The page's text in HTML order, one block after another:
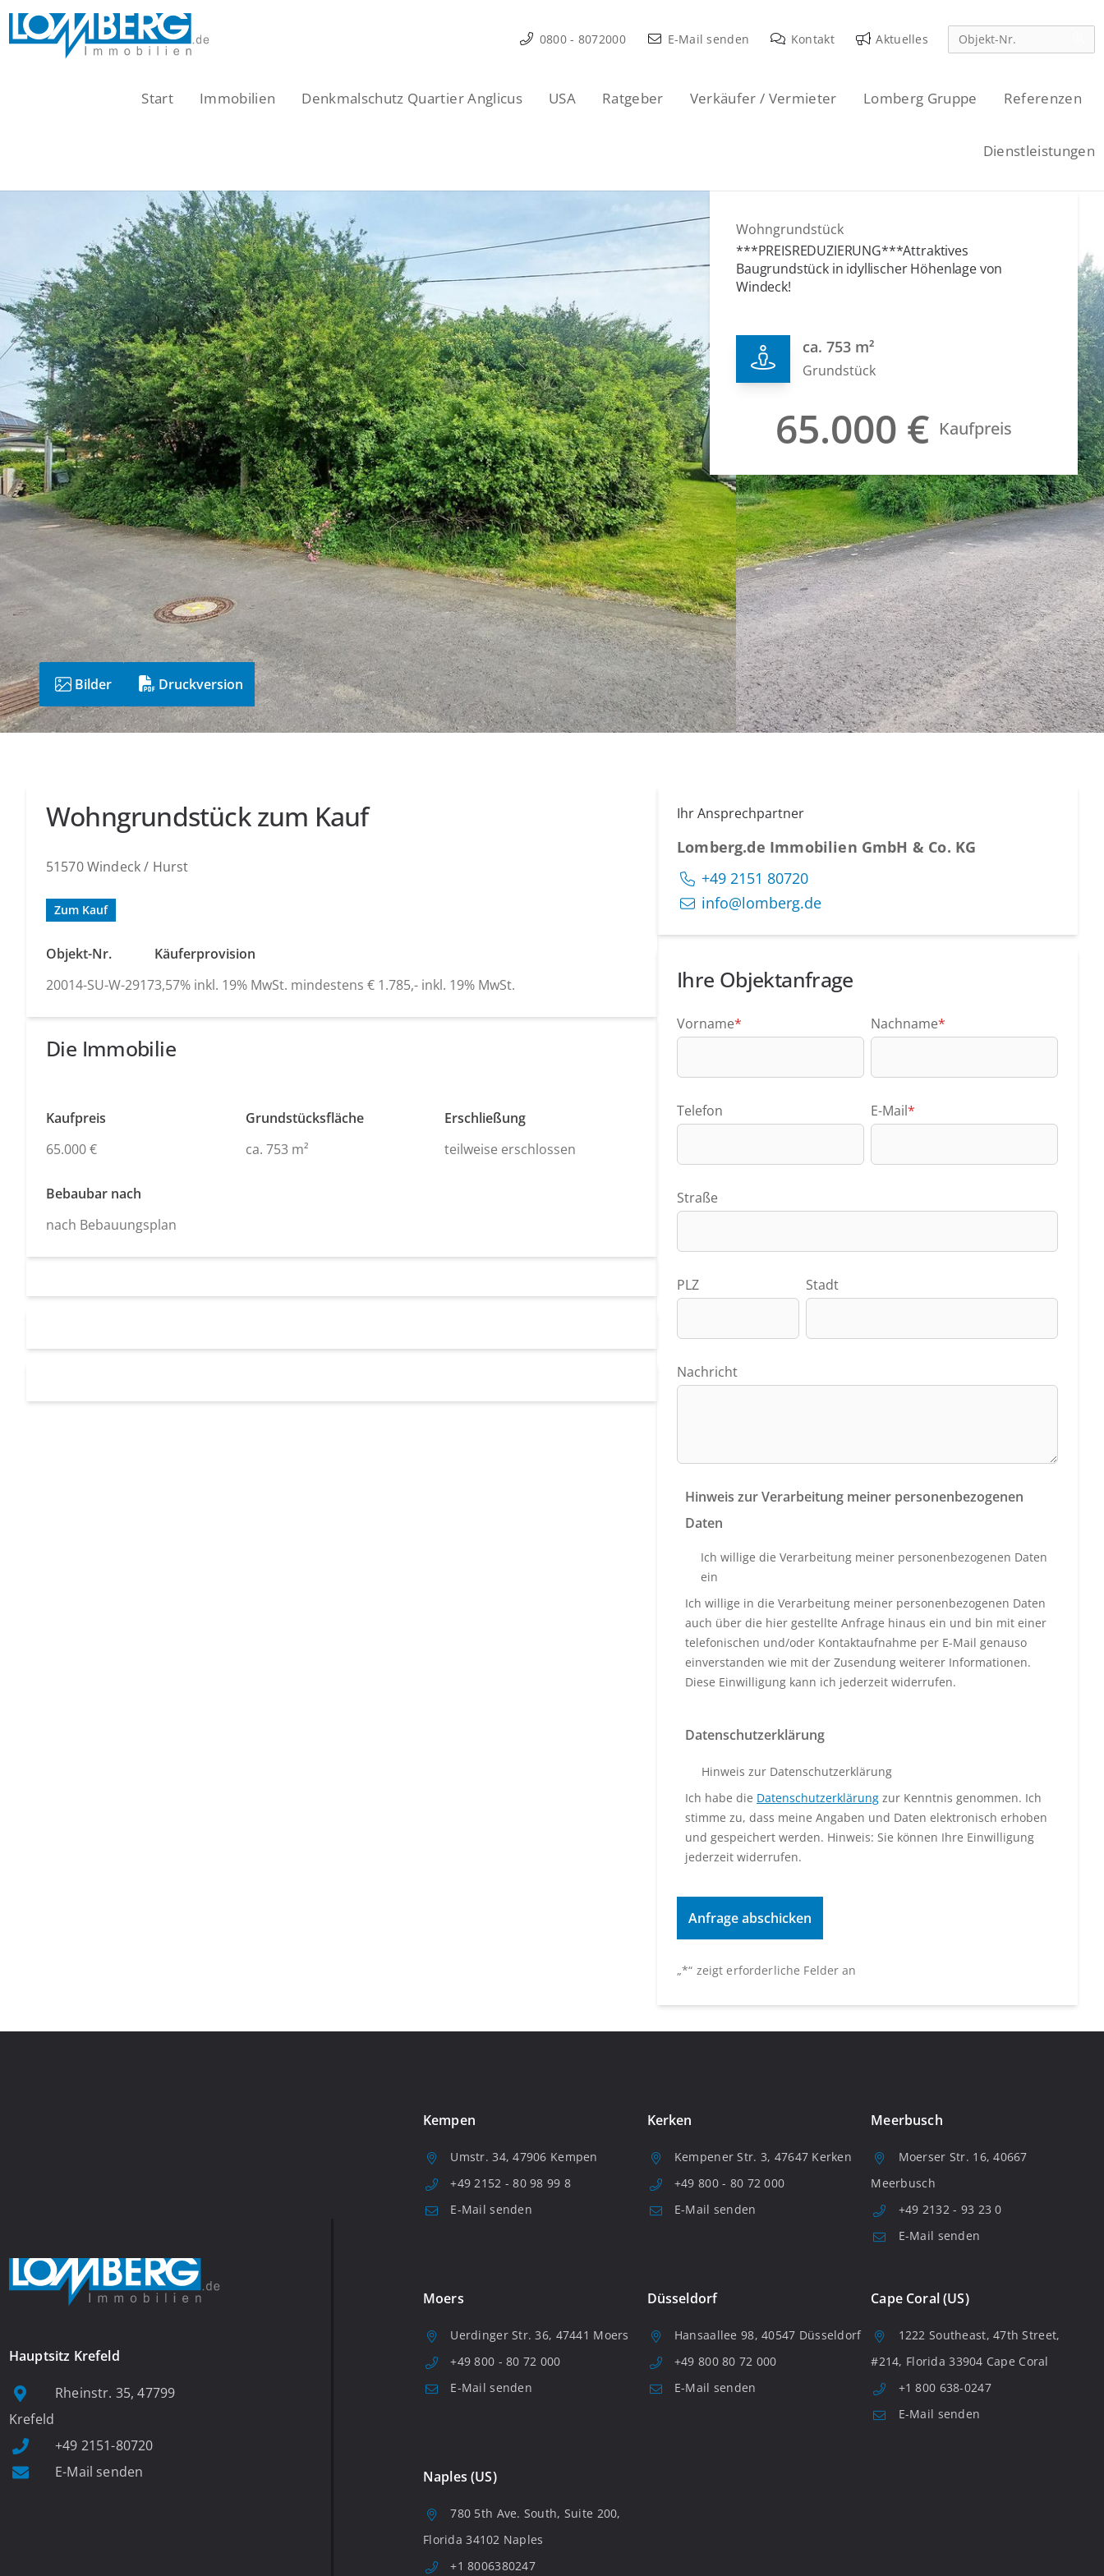
Zum
Inhalt
0800 - 8072000 E-Mail senden Kontakt Aktuelles
Start Immobilien Denkmalschutz Quartier Anglicus USA Ratgeber Verkäufer / Vermieter Lomberg Gruppe Referenzen
Dienstleistungen
Bilder Druckversion
Wohngrundstück
***PREISREDUZIERUNG***Attraktives
Baugrundstück in idyllischer Höhenlage von
Windeck!
ca. 753 m²
Grundstück
65.000 € Kaufpreis
Wohngrundstück zum Kauf
51570 Windeck / Hurst
Zum Kauf
Objekt-Nr.
20014-SU-W-2917
Käuferprovision
3,57% inkl. 19% MwSt. mindestens € 1.785,- inkl. 19% MwSt.
Die Immobilie
Kaufpreis
65.000 €
Grundstücksfläche
ca. 753 m²
Erschließung
teilweise erschlossen
Bebaubar nach
nach Bebauungsplan
Ihr Ansprechpartner
Lomberg.de Immobilien GmbH & Co. KG
+49 2151 80720
info@lomberg.de
Ihre Objektanfrage
„*“ zeigt erforderliche Felder an
Vorname* Nachname*
Telefon E-Mail*
Straße
PLZ Stadt
Nachricht
Hinweis zur Verarbeitung meiner personenbezogenen
Daten
Ich willige die Verarbeitung meiner personenbezogenen Daten
ein
Ich willige in die Verarbeitung meiner personenbezogenen Daten
auch über die hier gestellte Anfrage hinaus ein und bin mit einer
telefonischen und/oder Kontaktaufnahme per E-Mail genauso
einverstanden wie mit der Zusendung weiterer Informationen.
Diese Einwilligung kann ich jederzeit widerrufen.
Datenschutzerklärung
Hinweis zur Datenschutzerklärung
Ich habe die Datenschutzerklärung zur Kenntnis genommen. Ich
stimme zu, dass meine Angaben und Daten elektronisch erhoben
und gespeichert werden. Hinweis: Sie können Ihre Einwilligung
jederzeit widerrufen.
Hauptsitz Krefeld
Rheinstr. 35, 47799
Krefeld
+49 2151-80720
E-Mail senden
Kempen
Umstr. 34, 47906 Kempen
+49 2152 - 80 98 99 8
E-Mail senden
Kerken
Kempener Str. 3, 47647 Kerken
+49 800 - 80 72 000
E-Mail senden
Meerbusch
Moerser Str. 16, 40667
Meerbusch
+49 2132 - 93 23 0
E-Mail senden
Moers
Uerdinger Str. 36, 47441 Moers
+49 800 - 80 72 000
E-Mail senden
Düsseldorf
Hansaallee 98, 40547 Düsseldorf
+49 800 80 72 000
E-Mail senden
Cape Coral (US)
1222 Southeast, 47th Street,
#214, Florida 33904 Cape Coral
+1 800 638-0247
E-Mail senden
Naples (US)
780 5th Ave. South, Suite 200,
Florida 34102 Naples
+1 8006380247